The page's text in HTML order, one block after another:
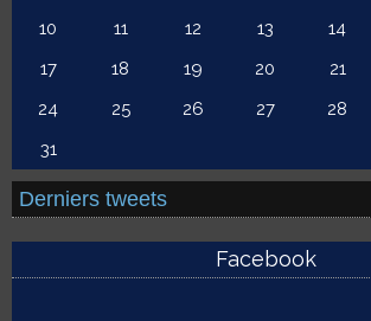
10
11 12 13 14
17
18 19 20 21
24
25 26 27 28
31
Derniers tweets
Facebook